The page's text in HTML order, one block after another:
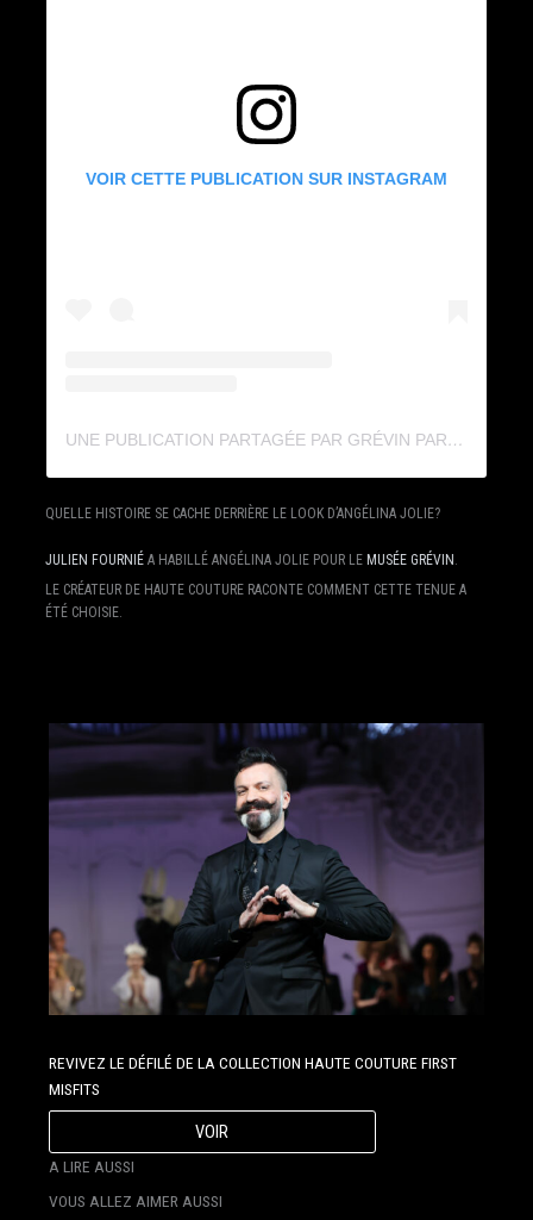
VOIR CETTE PUBLICATION SUR INSTAGRAM
UNE PUBLICATION PARTAGÉE PAR GRÉVIN PARIS (@GREVIN_PARIS)
QUELLE HISTOIRE SE CACHE DERRIÈRE LE LOOK D’ANGÉLINA JOLIE?
JULIEN FOURNIÉ A HABILLÉ ANGÉLINA JOLIE POUR LE MUSÉE GRÉVIN .
LE CRÉATEUR DE HAUTE COUTURE RACONTE COMMENT CETTE TENUE A
ÉTÉ CHOISIE.
REVIVEZ LE DÉFILÉ DE LA COLLECTION HAUTE COUTURE FIRST
MISFITS
VOIR
A LIRE AUSSI
VOUS ALLEZ AIMER AUSSI